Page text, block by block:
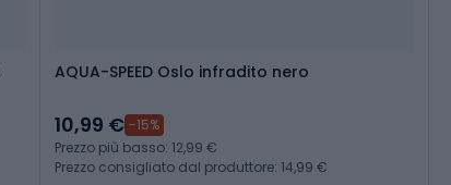
AQUA-SPEED Oslo infradito nero
10,99 € -15%
Prezzo più basso: 12,99 €
Prezzo consigliato dal produttore: 14,99 €